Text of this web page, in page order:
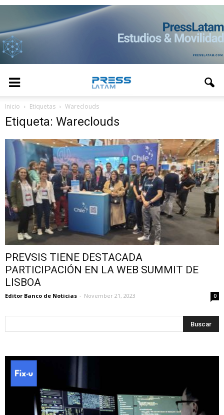
Inicio Etiquetas Wareclouds
Etiqueta: Wareclouds
PREVSIS TIENE DESTACADA
PARTICIPACIÓN EN LA WEB SUMMIT DE
LISBOA
Editor Banco de Noticias - November 21, 2023 0